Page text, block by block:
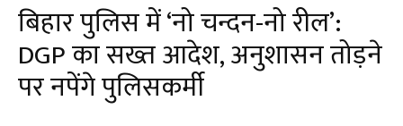
बिहार पुलिस में ‘नो चन्दन-नो रील’:
DGP का सख्त आदेश, अनुशासन तोड़ने
पर नपेंगे पुलिसकर्मी